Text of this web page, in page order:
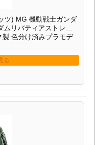
ツ) MG 機動戦士ガンダ
ムリバティアストレイ
色分け済みプラモデ